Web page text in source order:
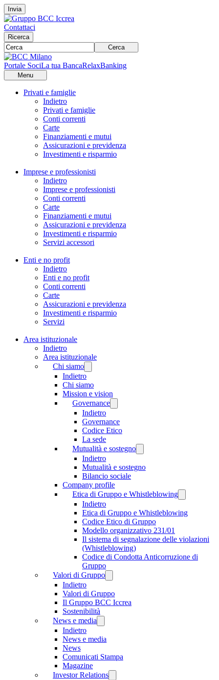
Invia
Contattaci
Ricerca
Cerca
Portale SociLa tua BancaRelaxBanking
Menu
Privati e famiglie
Indietro
Privati e famiglie
Conti correnti
Carte
Finanziamenti e mutui
Assicurazioni e previdenza
Investimenti e risparmio
Imprese e professionisti
Indietro
Imprese e professionisti
Conti correnti
Carte
Finanziamenti e mutui
Assicurazioni e previdenza
Investimenti e risparmio
Servizi accessori
Enti e no profit
Indietro
Enti e no profit
Conti correnti
Carte
Assicurazioni e previdenza
Investimenti e risparmio
Servizi
Area istituzionale
Indietro
Area istituzionale
Chi siamo
Indietro
Chi siamo
Mission e vision
Governance
Indietro
Governance
Codice Etico
La sede
Mutualità e sostegno
Indietro
Mutualità e sostegno
Bilancio sociale
Company profile
Etica di Gruppo e Whistleblowing
Indietro
Etica di Gruppo e Whistleblowing
Codice Etico di Gruppo
Modello organizzativo 231/01
Il sistema di segnalazione delle violazioni
(Whistleblowing)
Codice di Condotta Anticorruzione di
Gruppo
Valori di Gruppo
Indietro
Valori di Gruppo
Il Gruppo BCC Iccrea
Sostenibilità
News e media
Indietro
News e media
News
Comunicati Stampa
Magazine
Investor Relations